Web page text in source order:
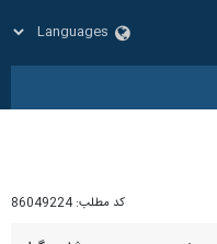
کد مطلب: 86049224